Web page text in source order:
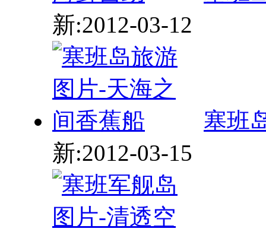
新:2012-03-12
塞班
新:2012-03-15